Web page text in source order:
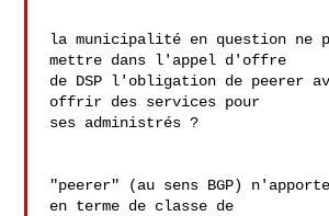
la municipalité en question ne
mettre dans l'appel d'offre
de DSP l'obligation de peerer
offrir des services pour
ses administrés ?
"peerer" (au sens BGP)
en terme de classe de